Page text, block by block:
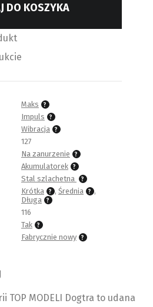
DO KOSZYKA
Maks
Impuls
Wibracja
127
Na zanurzenie
Akumulatorek
Stal szlachetna
Krótka , Średnia
,
Długa
116
Tak
Fabrycznie nowy
TOP MODELI Dogtra to udana